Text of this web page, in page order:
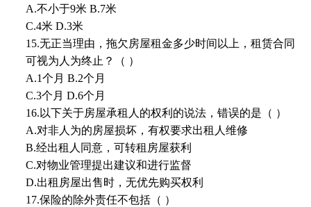
A.不小于9米 B.7米
C.4米 D.3米
15.无正当理由，拖欠房屋租金多少时间以上，租赁合同
可视为人为终止？（ ）
A.1个月 B.2个月
C.3个月 D.6个月
16.以下关于房屋承租人的权利的说法，错误的是（ ）
A.对非人为的房屋损坏，有权要求出租人维修
B.经出租人同意，可转租房屋获利
C.对物业管理提出建议和进行监督
D.出租房屋出售时，无优先购买权利
17.保险的除外责任不包括（ ）